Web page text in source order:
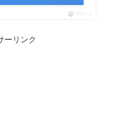
ポチップ
ーリンク